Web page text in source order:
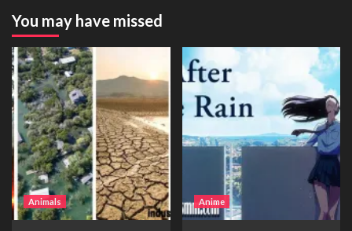
You may have missed
Animals Anime